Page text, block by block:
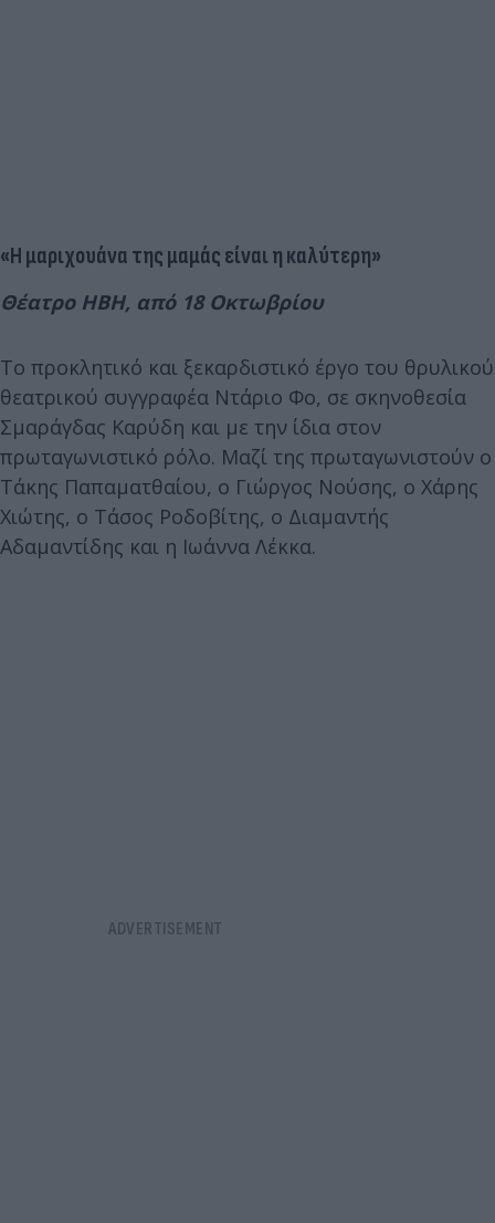
«Η μαριχουάνα της μαμάς είναι η καλύτερη»
Θέατρο ΗΒΗ, από 18 Οκτωβρίου
Το προκλητικό και ξεκαρδιστικό έργο του θρυλικού
θεατρικού συγγραφέα Ντάριο Φο, σε σκηνοθεσία
Σμαράγδας Καρύδη και με την ίδια στον
πρωταγωνιστικό ρόλο. Μαζί της πρωταγωνιστούν ο
Τάκης Παπαματθαίου, ο Γιώργος Νούσης, ο Χάρης
Χιώτης, ο Τάσος Ροδοβίτης, ο Διαμαντής
Αδαμαντίδης και η Ιωάννα Λέκκα.